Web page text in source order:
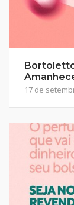
17 de